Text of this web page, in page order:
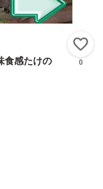
食感たけの
0